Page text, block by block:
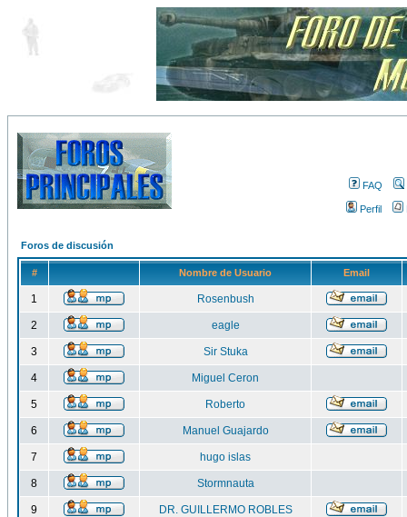
FAQ
Perfil
Foros de discusión
# Nombre de Usuario Email
1 Rosenbush
2 eagle
3 Sir Stuka
4 Miguel Ceron
5 Roberto
6 Manuel Guajardo
7 hugo islas
8 Stormnauta
9 DR. GUILLERMO ROBLES